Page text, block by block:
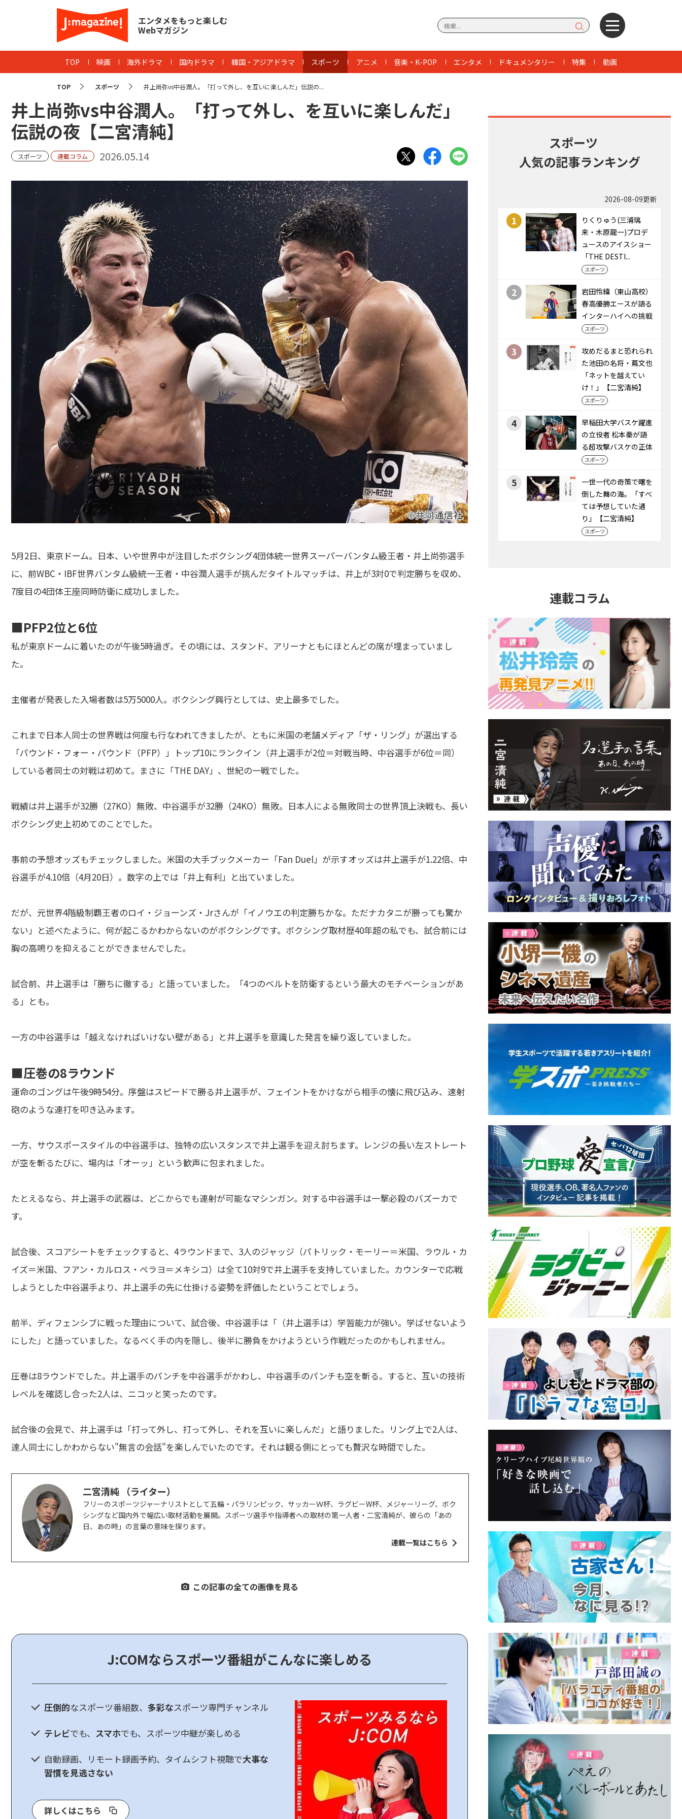
エンタメをもっと楽しむ
Webマガジン
TOP 映画 海外ドラマ 国内ドラマ 韓国・アジアドラマ スポーツ アニメ 音楽・K-POP エンタメ ドキュメンタリー 特集 動画
TOP スポーツ 井上尚弥vs中谷潤人。「打って外し、を互いに楽しんだ」伝説の...
井上尚弥vs中谷潤人。「打って外し、を互いに楽しんだ」
伝説の夜【二宮清純】
スポーツ 連載コラム 2026.05.14
5月2日、東京ドーム。日本、いや世界中が注目したボクシング4団体統一世界スーパーバンタム級王者・井上尚弥選手
に、前WBC・IBF世界バンタム級統一王者・中谷潤人選手が挑んだタイトルマッチは、井上が3対0で判定勝ちを収め、
7度目の4団体王座同時防衛に成功しました。
■PFP2位と6位
私が東京ドームに着いたのが午後5時過ぎ。その頃には、スタンド、アリーナともにほとんどの席が埋まっていまし
た。
主催者が発表した入場者数は5万5000人。ボクシング興行としては、史上最多でした。
これまで日本人同士の世界戦は何度も行なわれてきましたが、ともに米国の老舗メディア「ザ・リング」が選出する
「パウンド・フォー・パウンド（PFP）」トップ10にランクイン（井上選手が2位＝対戦当時、中谷選手が6位＝同）
している者同士の対戦は初めて。まさに「THE DAY」、世紀の一戦でした。
戦績は井上選手が32勝（27KO）無敗、中谷選手が32勝（24KO）無敗。日本人による無敗同士の世界頂上決戦も、長い
ボクシング史上初めてのことでした。
事前の予想オッズもチェックしました。米国の大手ブックメーカー「Fan Duel」が示すオッズは井上選手が1.22倍、中
谷選手が4.10倍（4月20日）。数字の上では「井上有利」と出ていました。
だが、元世界4階級制覇王者のロイ・ジョーンズ・Jrさんが「イノウエの判定勝ちかな。ただナカタニが勝っても驚か
ない」と述べたように、何が起こるかわからないのがボクシングです。ボクシング取材歴40年超の私でも、試合前には
胸の高鳴りを抑えることができませんでした。
試合前、井上選手は「勝ちに徹する」と語っていました。「4つのベルトを防衛するという最大のモチベーションがあ
る」とも。
一方の中谷選手は「越えなければいけない壁がある」と井上選手を意識した発言を繰り返していました。
■圧巻の8ラウンド
運命のゴングは午後9時54分。序盤はスピードで勝る井上選手が、フェイントをかけながら相手の懐に飛び込み、速射
砲のような連打を叩き込みます。
一方、サウスポースタイルの中谷選手は、独特の広いスタンスで井上選手を迎え討ちます。レンジの長い左ストレート
が空を斬るたびに、場内は「オーッ」という歓声に包まれました。
たとえるなら、井上選手の武器は、どこからでも連射が可能なマシンガン。対する中谷選手は一撃必殺のバズーカで
す。
試合後、スコアシートをチェックすると、4ラウンドまで、3人のジャッジ（パトリック・モーリー＝米国、ラウル・カ
イズ＝米国、フアン・カルロス・ペラヨ＝メキシコ）は全て10対9で井上選手を支持していました。カウンターで応戦
しようとした中谷選手より、井上選手の先に仕掛ける姿勢を評価したということでしょう。
前半、ディフェンシブに戦った理由について、試合後、中谷選手は「（井上選手は）学習能力が強い。学ばせないよう
にした」と語っていました。なるべく手の内を隠し、後半に勝負をかけようという作戦だったのかもしれません。
圧巻は8ラウンドでした。井上選手のパンチを中谷選手がかわし、中谷選手のパンチも空を斬る。すると、互いの技術
レベルを確認し合った2人は、ニコッと笑ったのです。
試合後の会見で、井上選手は「打って外し、打って外し、それを互いに楽しんだ」と語りました。リング上で2人は、
達人同士にしかわからない"無言の会話"を楽しんでいたのです。それは観る側にとっても贅沢な時間でした。
二宮清純 （ライター）
フリーのスポーツジャーナリストとして五輪・パラリンピック、サッカーＷ杯、ラグビーW杯、メジャーリーグ、ボク
シングなど国内外で幅広い取材活動を展開。スポーツ選手や指導者への取材の第一人者・二宮清純が、彼らの「あの
日、あの時」の言葉の意味を探ります。
連載一覧はこちら
この記事の全ての画像を見る
J:COMならスポーツ番組がこんなに楽しめる
圧倒的なスポーツ番組数、 多彩なスポーツ専門チャンネル
テレビでも、 スマホでも、スポーツ中継が楽しめる
自動録画、リモート録画予約、タイムシフト視聴で大事な
習慣を見逃さない
詳しくはこちら
スポーツ
人気の記事ランキング
2026-08-09更新
1
りくりゅう(三浦璃
来・木原龍一)プロデ
ュースのアイスショー
「THE DESTI...
スポーツ
2
岩田怜緯（東山高校）
春高優勝エースが語る
インターハイへの挑戦
スポーツ
3
攻めだるまと恐れられ
た池田の名将・蔦文也
「ネットを越えてい
け！」【二宮清純】
スポーツ
4
早稲田大学バスケ躍進
の立役者 松本秦が語
る超攻撃バスケの正体
スポーツ
5
一世一代の奇策で曙を
倒した舞の海。「すべ
ては予想していた通
り」【二宮清純】
スポーツ
連載コラム